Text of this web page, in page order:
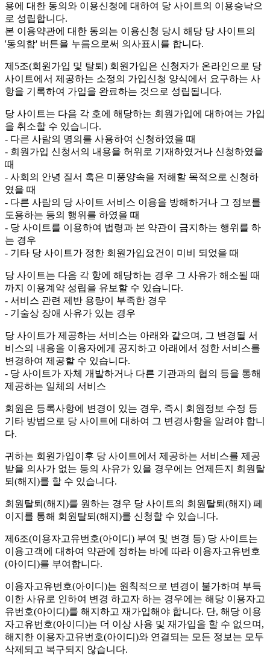
용에 대한 동의와 이용신청에 대하여 당 사이트의 이용승낙으
로 성립합니다.
본 이용약관에 대한 동의는 이용신청 당시 해당 당 사이트의
'동의함' 버튼을 누름으로써 의사표시를 합니다.
제5조(회원가입 및 탈퇴) 회원가입은 신청자가 온라인으로 당
사이트에서 제공하는 소정의 가입신청 양식에서 요구하는 사
항을 기록하여 가입을 완료하는 것으로 성립됩니다.
당 사이트는 다음 각 호에 해당하는 회원가입에 대하여는 가입
을 취소할 수 있습니다.
- 다른 사람의 명의를 사용하여 신청하였을 때
- 회원가입 신청서의 내용을 허위로 기재하였거나 신청하였을
때
- 사회의 안녕 질서 혹은 미풍양속을 저해할 목적으로 신청하
였을 때
- 다른 사람의 당 사이트 서비스 이용을 방해하거나 그 정보를
도용하는 등의 행위를 하였을 때
- 당 사이트를 이용하여 법령과 본 약관이 금지하는 행위를 하
는 경우
- 기타 당 사이트가 정한 회원가입요건이 미비 되었을 때
당 사이트는 다음 각 항에 해당하는 경우 그 사유가 해소될 때
까지 이용계약 성립을 유보할 수 있습니다.
- 서비스 관련 제반 용량이 부족한 경우
- 기술상 장애 사유가 있는 경우
당 사이트가 제공하는 서비스는 아래와 같으며, 그 변경될 서
비스의 내용을 이용자에게 공지하고 아래에서 정한 서비스를
변경하여 제공할 수 있습니다.
- 당 사이트가 자체 개발하거나 다른 기관과의 협의 등을 통해
제공하는 일체의 서비스
회원은 등록사항에 변경이 있는 경우, 즉시 회원정보 수정 등
기타 방법으로 당 사이트에 대하여 그 변경사항을 알려야 합니
다.
귀하는 회원가입이후 당 사이트에서 제공하는 서비스를 제공
받을 의사가 없는 등의 사유가 있을 경우에는 언제든지 회원탈
퇴(해지)를 할 수 있습니다.
회원탈퇴(해지)를 원하는 경우 당 사이트의 회원탈퇴(해지) 페
이지를 통해 회원탈퇴(해지)를 신청할 수 있습니다.
제6조(이용자고유번호(아이디) 부여 및 변경 등) 당 사이트는
이용고객에 대하여 약관에 정하는 바에 따라 이용자고유번호
(아이디)를 부여합니다.
이용자고유번호(아이디)는 원칙적으로 변경이 불가하며 부득
이한 사유로 인하여 변경 하고자 하는 경우에는 해당 이용자고
유번호(아이디)를 해지하고 재가입해야 합니다. 단, 해당 이용
자고유번호(아이디)는 더 이상 사용 및 재가입을 할 수 없으며,
해지한 이용자고유번호(아이디)와 연결되는 모든 정보는 모두
삭제되고 복구되지 않습니다.